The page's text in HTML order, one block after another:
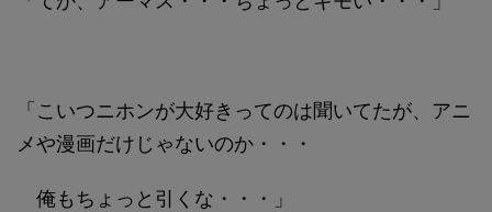
「こいつニホンが大好きってのは聞いてたが、アニ
メや漫画だけじゃないのか・・・
俺もちょっと引くな・・・」